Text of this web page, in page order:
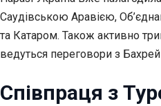
Саудівською Аравією,
та Катаром. Також активно
ведуться переговори з
Співпраця з